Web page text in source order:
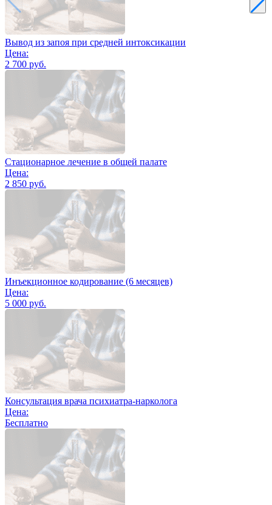
Вывод из запоя при средней интоксикации
Цена:
2 700 руб.
Стационарное лечение в общей палате
Цена:
2 850 руб.
Инъекционное кодирование (6 месяцев)
Цена:
5 000 руб.
Консультация врача психиатра-нарколога
Цена:
Бесплатно